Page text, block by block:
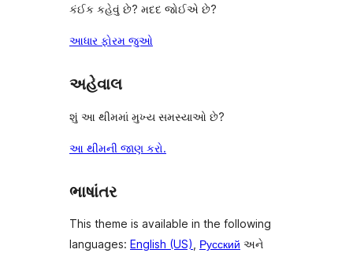
કંઈક કહેવું છે? મદદ જોઈએ છે?
આધાર ફોરમ જુઓ
અહેવાલ
શું આ થીમમાં મુખ્ય સમસ્યાઓ છે?
આ થીમની જાણ કરો.
ભાષાંતર
This theme is available in the following
languages: English (US), Русский અને